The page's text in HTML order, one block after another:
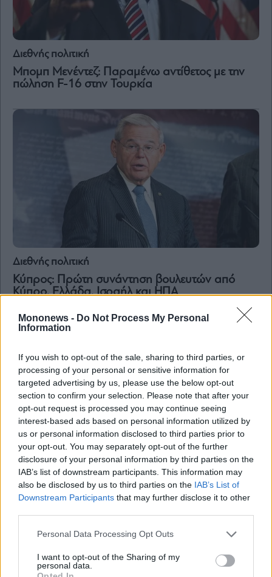
Mononews - Do Not Process My Personal
Information
If you wish to opt-out of the sale, sharing to third parties, or
processing of your personal or sensitive information for
targeted advertising by us, please use the below opt-out
section to confirm your selection. Please note that after your
opt-out request is processed you may continue seeing
interest-based ads based on personal information utilized by
us or personal information disclosed to third parties prior to
your opt-out. You may separately opt-out of the further
disclosure of your personal information by third parties on the
IAB’s list of downstream participants. This information may
also be disclosed by us to third parties on the IAB’s List of
Downstream Participants that may further disclose it to other
Personal Data Processing Opt Outs
I want to opt-out of the Sharing of my
personal data.
Διεθνής πολιτική
Μπομπ Μενέντεζ: Παραμένω αντίθετος με την
πώληση F-16 στην Τουρκία
Διεθνής πολιτική
Κύπρος: Πρώτη συνάντηση βουλευτών από
Κύπρο, Ελλάδα, Ισραήλ και ΗΠΑ
Διεθνής πολιτική
ΗΠΑ: Ο Μενέντεζ είναι αντίθετος σε
οποιαδήποτε προσπάθεια διάσωσης της